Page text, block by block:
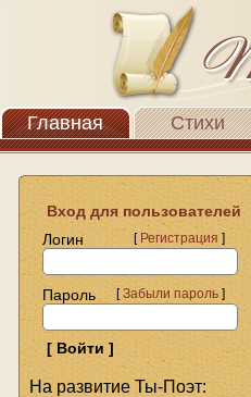
Главная Стихи
Вход для пользователей
Логин
[Регистрация]
Пароль [Забыли пароль]
На развитие Ты-Поэт: